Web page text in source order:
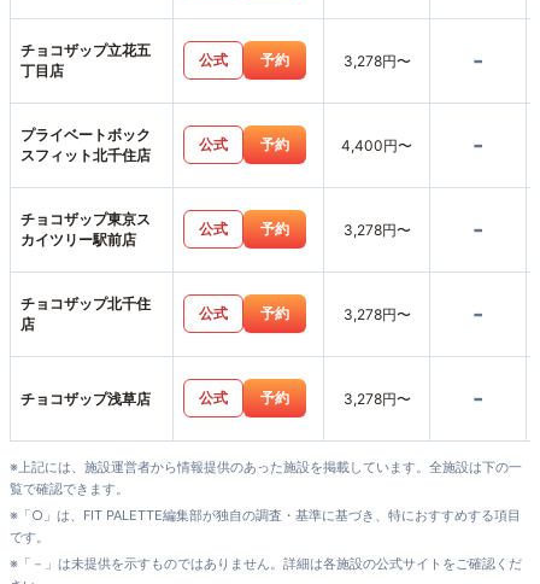
チョコザップ立花五
丁目店
公式 予約 3,278円〜 -
プライベートボック
スフィット北千住店
公式 予約 4,400円〜 -
チョコザップ東京ス
カイツリー駅前店
公式 予約 3,278円〜 -
チョコザップ北千住
店
公式 予約 3,278円〜 -
チョコザップ浅草店 公式 予約 3,278円〜 -
※上記には、施設運営者から情報提供のあった施設を掲載しています。全施設は下の一
覧で確認できます。
※「○」は、FIT PALETTE編集部が独自の調査・基準に基づき、特におすすめする項目
です。
※「－」は未提供を示すものではありません。詳細は各施設の公式サイトをご確認くだ